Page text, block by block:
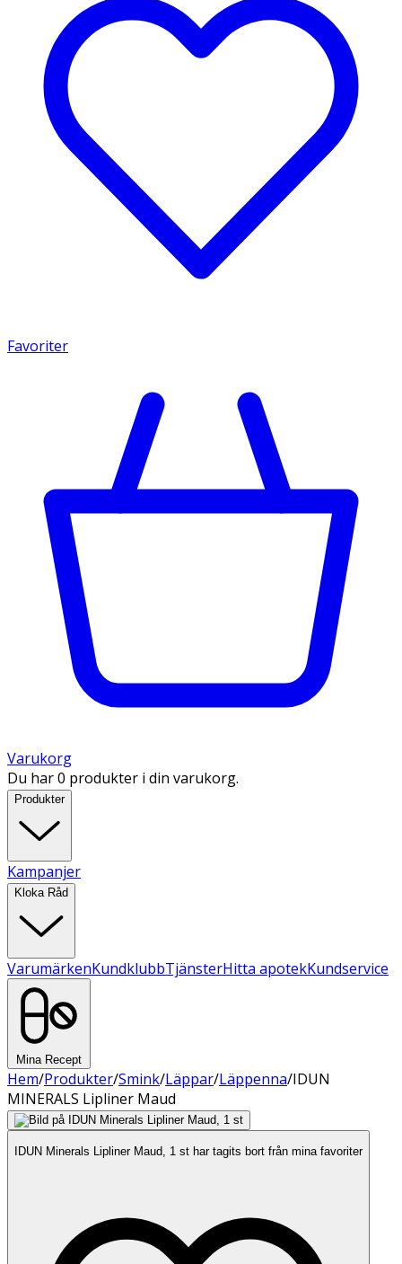
Favoriter
Varukorg
Du har 0 produkter i din varukorg.
Produkter
Kampanjer
Kloka Råd
VarumärkenKundklubbTjänsterHitta apotekKundservice
Mina Recept
Hem/Produkter/Smink/Läppar/Läppenna/IDUN
MINERALS Lipliner Maud
IDUN Minerals Lipliner Maud, 1 st har tagits bort från mina favoriter